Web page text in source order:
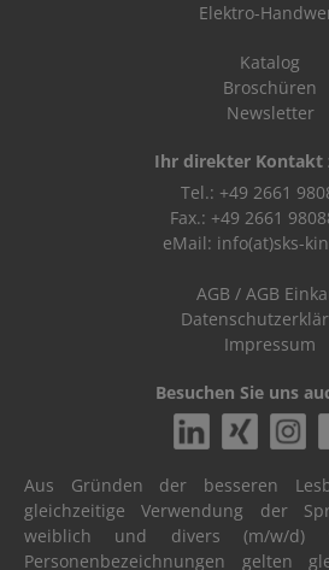
Elektro-
Katalog
Broschüren
Newsletter
Ihr direkter Kontakt
Tel.: +49 2661
Fax.: +49 2661
eMail: info(at)sks-
AGB / AGB
Impressum
Besuchen Sie uns
Aus Gründen der besseren
gleichzeitige Verwendung der
weiblich und divers (m/w/d)
Personenbezeichnungen gelten